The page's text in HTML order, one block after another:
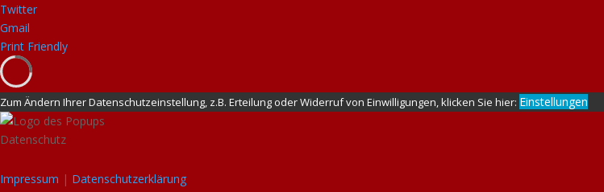
Twitter
Gmail
Print Friendly
Zum Ändern Ihrer Datenschutzeinstellung, z.B. Erteilung oder Widerruf von Einwilligungen, klicken Sie hier: Einstellungen
Datenschutz
Impressum | Datenschutzerklärung